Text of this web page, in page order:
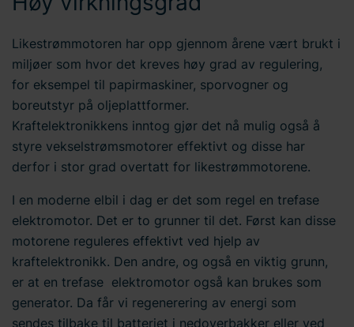
Likestrømmotoren har opp gjennom årene vært brukt i
miljøer som hvor det kreves høy grad av regulering,
for eksempel til papirmaskiner, sporvogner og
boreutstyr på oljeplattformer.
Kraftelektronikkens inntog gjør det nå mulig også å
styre vekselstrømsmotorer effektivt og disse har
derfor i stor grad overtatt for likestrømmotorene.
I en moderne elbil i dag er det som regel en trefase
elektromotor. Det er to grunner til det. Først kan disse
motorene reguleres effektivt ved hjelp av
kraftelektronikk. Den andre, og også en viktig grunn,
er at en trefase elektromotor også kan brukes som
generator. Da får vi regenerering av energi som
sendes tilbake til batteriet i nedoverbakker eller ved